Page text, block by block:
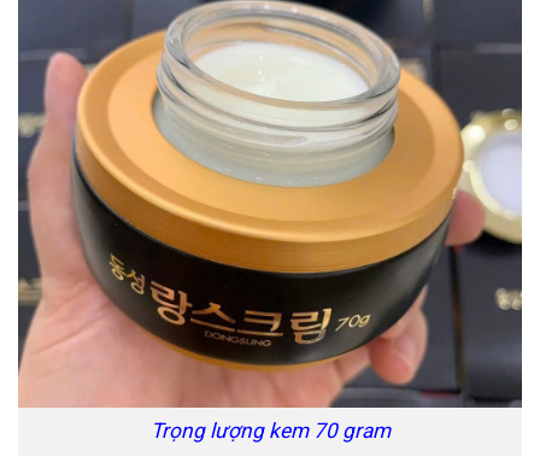
Trọng lượng kem 70 gram